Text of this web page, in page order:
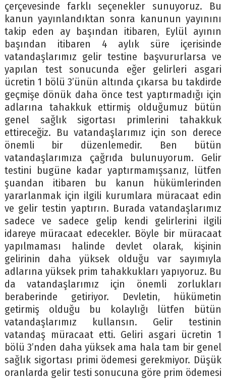
çerçevesinde farklı seçenekler sunuyoruz. Bu
kanun yayınlandıktan sonra kanunun yayınını
takip eden ay başından itibaren, Eylül ayının
başından itibaren 4 aylık süre içerisinde
vatandaşlarımız gelir testine başvururlarsa ve
yapılan test sonucunda eğer gelirleri asgari
ücretin 1 bölü 3’ünün altında çıkarsa bu takdirde
geçmişe dönük daha önce test yaptırmadığı için
adlarına tahakkuk ettirmiş olduğumuz bütün
genel sağlık sigortası primlerini tahakkuk
ettireceğiz. Bu vatandaşlarımız için son derece
önemli bir düzenlemedir. Ben bütün
vatandaşlarımıza çağrıda bulunuyorum. Gelir
testini bugüne kadar yaptırmamışsanız, lütfen
şuandan itibaren bu kanun hükümlerinden
yararlanmak için ilgili kurumlara müracaat edin
ve gelir testin yaptırın. Burada vatandaşlarımız
sadece ve sadece gelip kendi gelirlerini ilgili
idareye müracaat edecekler. Böyle bir müracaat
yapılmaması halinde devlet olarak, kişinin
gelirinin daha yüksek olduğu var sayımıyla
adlarına yüksek prim tahakkukları yapıyoruz. Bu
da vatandaşlarımız için önemli zorlukları
beraberinde getiriyor. Devletin, hükümetin
getirmiş olduğu bu kolaylığı lütfen bütün
vatandaşlarımız kullansın. Gelir testinin
vatandaş müracaat etti. Geliri asgari ücretin 1
bölü 3’nden daha yüksek ama hala tam bir genel
sağlık sigortası primi ödemesi gerekmiyor. Düşük
oranlarda gelir testi sonucuna göre prim ödemesi